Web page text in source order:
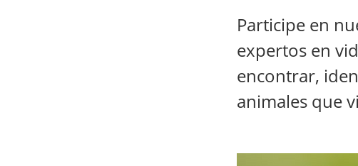
Participe en
expertos en
encontrar,
animales que